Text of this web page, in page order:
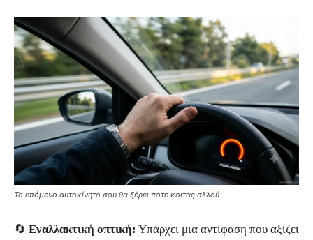
Το επόμενο αυτοκίνητό σου θα ξέρει πότε κοιτάς αλλού
🔄 Εναλλακτική οπτική: Υπάρχει μια αντίφαση που αξίζει